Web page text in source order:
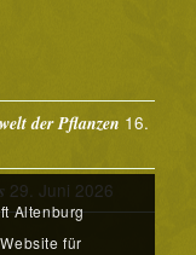
der Pflanzen 16.
29. Juni 2026
Altenburg
für